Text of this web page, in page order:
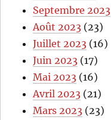
Septembre 2023
Août 2023 (23)
Juillet 2023 (16)
Juin 2023 (17)
Mai 2023 (16)
Avril 2023 (21)
Mars 2023 (23)